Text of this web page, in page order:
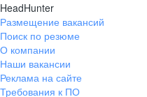
HeadHunter
Размещение вакансий
Поиск по резюме
О компании
Наши вакансии
Реклама на сайте
Требования к ПО